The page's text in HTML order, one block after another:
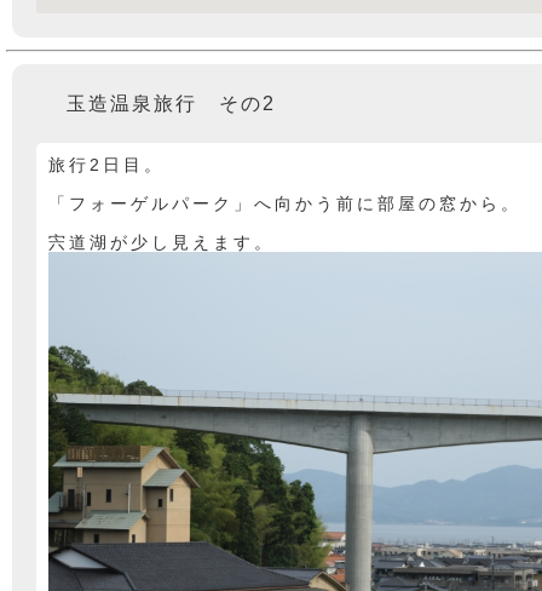
玉造温泉旅行 その2
旅行2日目。
「フォーゲルパーク」へ向かう前に部屋の窓から。
宍道湖が少し見えます。